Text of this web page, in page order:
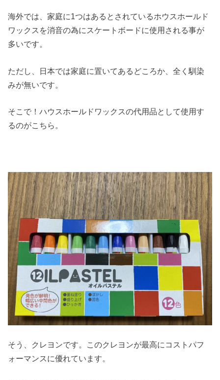
海外では、家庭に1つはあるとされているホウスホールド
ワックスを消音の為にスケートボードに使用される事が
多いです。
ただし、日本では家庭に置いてあるどころか、全く馴染
みが無いです。
そこで！ハウスホールドワックスの代用品として使用す
るのがこちら。
そう、クレヨンです。このクレヨンが最高にコストパフ
ォーマンスに優れています。